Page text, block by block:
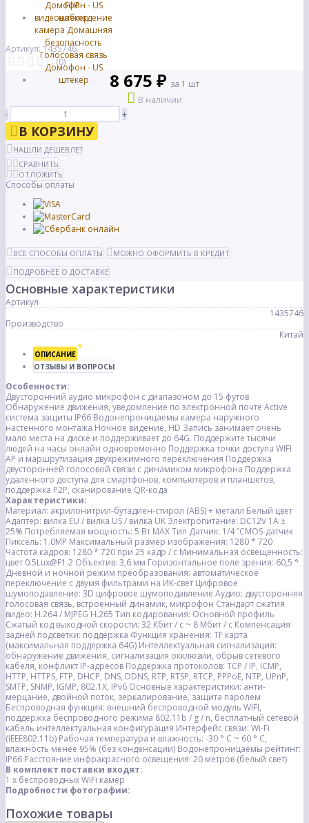
Артикул: 1435746
(0)
8 675 ₽ за 1 шт
В наличии
-
+
В КОРЗИНУ
НАШЛИ ДЕШЕВЛЕ?
СРАВНИТЬ
ОТЛОЖИТЬ
Способы оплаты
ВСЕ СПОСОБЫ ОПЛАТЫ
МОЖНО ОФОРМИТЬ В КРЕДИТ
ПОДРОБНЕЕ О ДОСТАВКЕ
Основные характеристики
Артикул
1435746
Производство
Китай
ОПИСАНИЕ
ОТЗЫВЫ И ВОПРОСЫ
Особенности:
Двусторонний аудио микрофон с диапазоном до 15 футов
Обнаружение движения, уведомление по электронной почте Active
система защиты IP66 Водонепроницаемы камера наружного
настенного монтажа Ночное видение, HD Запись занимает очень
мало места на диске и поддерживает до 64G. Поддержите тысячи
людей на часы онлайн одновременно Поддержка точки доступа WIFI
AP и маршрутизация двухрежимного переключения Поддержка
двусторонней голосовой связи с динамиком микрофона Поддержка
удаленного доступа для смартфонов, компьютеров и планшетов,
поддержка P2P, сканирование QR-кода
Характеристики:
Материал: акрилонитрил-бутадиен-стирол (ABS) + металл Белый цвет
Адаптер: вилка EU / вилка US / вилка UKЭлектропитание: DC12V 1A ±
25% Потребляемая мощность: 5 Вт MAXТип Датчик: 1/4 ”CMOS-датчик
Пиксель: 1.0MP Максимальный размер изображения: 1280 * 720
Частота кадров: 1280 * 720 при 25 кадр / с Минимальная освещенность:
цвет 0.5Lux@F1.2 Объектив: 3,6 мм Горизонтальное поле зрения: 60,5 °
Дневной и ночной режим преобразования: автоматическое
переключение с двумя фильтрами на ИК-свет Цифровое
шумоподавление: 3D цифровое шумоподавление Аудио: двусторонняя
голосовая связь, встроенный динамик, микрофон Стандарт сжатия
видео: H.264 / MJPEG H.265 Тип кодирования: Основной профиль
Сжатый код выходной скорости: 32 Кбит / с ~ 8 Мбит / с Компенсация
задней подсветки: поддержка Функция хранения: TF карта
(максимальная поддержка 64G) Интеллектуальная сигнализация:
обнаружение движения, сигнализация окклюзии, обрыв сетевого
кабеля, конфликт IP-адресов Поддержка протоколов: TCP / IP, ICMP,
HTTP, HTTPS, FTP, DHCP, DNS, DDNS, RTP, RTSP, RTCP, PPPoE, NTP, UPnP,
SMTP, SNMP, IGMP, 802.1X, IPv6 Основные характеристики: анти-
мерцание, двойной поток, зеркалирование, защита паролем
Беспроводная функция: внешний беспроводной модуль WIFI,
поддержка беспроводного режима 802.11b / g / n, бесплатный сетевой
кабель интеллектуальная конфигурация Интерфейс связи: Wi-Fi
(IEEE802.11b) Рабочая температура и влажность: -30 ° C ~ 60 ° C,
влажность менее 95% (без конденсации) Водонепроницаемы рейтинг:
IP66 Расстояние инфракрасного освещения: 20 метров (белый свет)
В комплект поставки входят:
1 х беспроводных WiFi камер
Подробности фотографии:
Похожие товары